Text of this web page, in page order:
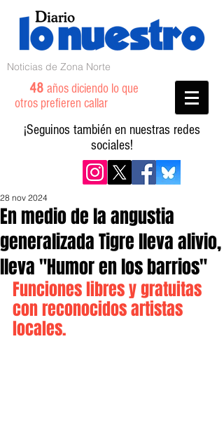
Noticias de Zona Norte
48 años diciendo lo que
otros prefieren callar
¡Seguinos también en nuestras redes
sociales!
En medio de la angustia
generalizada Tigre lleva alivio,
lleva "Humor en los barrios"
28 nov 2024
Funciones libres y gratuitas
con reconocidos artistas
locales.